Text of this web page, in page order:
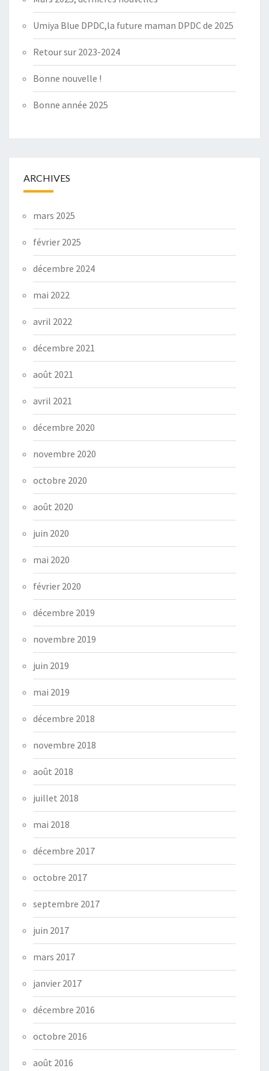
Umiya Blue DPDC,la future maman DPDC de 2025
Retour sur 2023-2024
Bonne nouvelle !
Bonne année 2025
ARCHIVES
mars 2025
février 2025
décembre 2024
mai 2022
avril 2022
décembre 2021
août 2021
avril 2021
décembre 2020
novembre 2020
octobre 2020
août 2020
juin 2020
mai 2020
février 2020
décembre 2019
novembre 2019
juin 2019
mai 2019
décembre 2018
novembre 2018
août 2018
juillet 2018
mai 2018
décembre 2017
octobre 2017
septembre 2017
juin 2017
mars 2017
janvier 2017
décembre 2016
octobre 2016
août 2016